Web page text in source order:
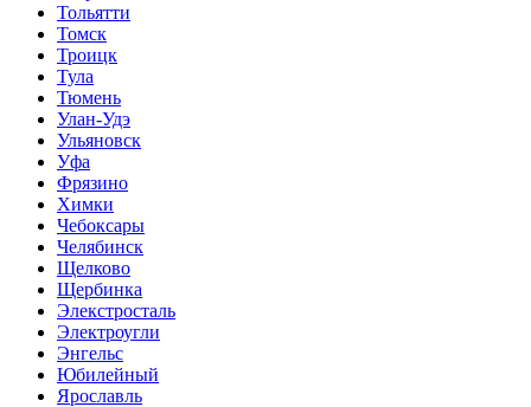
Тольятти
Томск
Троицк
Тула
Тюмень
Улан-Удэ
Ульяновск
Уфа
Фрязино
Химки
Чебоксары
Челябинск
Щелково
Щербинка
Элекстросталь
Электроугли
Энгельс
Юбилейный
Ярославль